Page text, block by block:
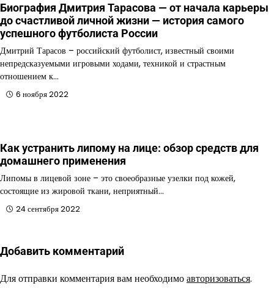
Биография Дмитрия Тарасова — от начала карьеры
до счастливой личной жизни — история самого
успешного футболиста России
Дмитрий Тарасов – российский футболист, известный своими
непредсказуемыми игровыми ходами, техникой и страстным
отношением к…
6 ноября 2022
Как устранить липому на лице: обзор средств для
домашнего применения
Липомы в лицевой зоне – это своеобразные узелки под кожей,
состоящие из жировой ткани, неприятный…
24 сентября 2022
Добавить комментарий
Для отправки комментария вам необходимоавторизоваться.